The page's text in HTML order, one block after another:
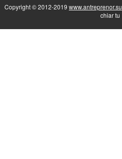
Copyright © 2012-2019 www.antreprenor.su
chiar tu